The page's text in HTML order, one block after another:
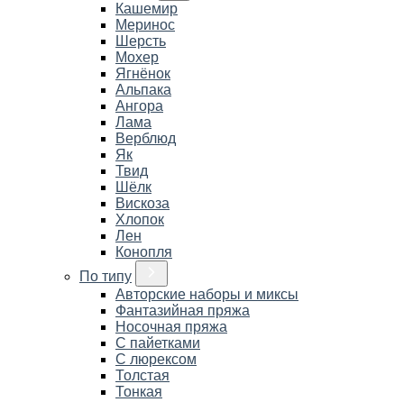
Кашемир
Меринос
Шерсть
Мохер
Ягнёнок
Альпака
Ангора
Лама
Верблюд
Як
Твид
Шёлк
Вискоза
Хлопок
Лен
Конопля
По типу
Авторские наборы и миксы
Фантазийная пряжа
Носочная пряжа
С пайетками
С люрексом
Толстая
Тонкая